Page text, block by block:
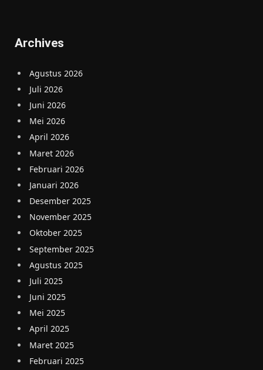
Archives
Agustus 2026
Juli 2026
Juni 2026
Mei 2026
April 2026
Maret 2026
Februari 2026
Januari 2026
Desember 2025
November 2025
Oktober 2025
September 2025
Agustus 2025
Juli 2025
Juni 2025
Mei 2025
April 2025
Maret 2025
Februari 2025